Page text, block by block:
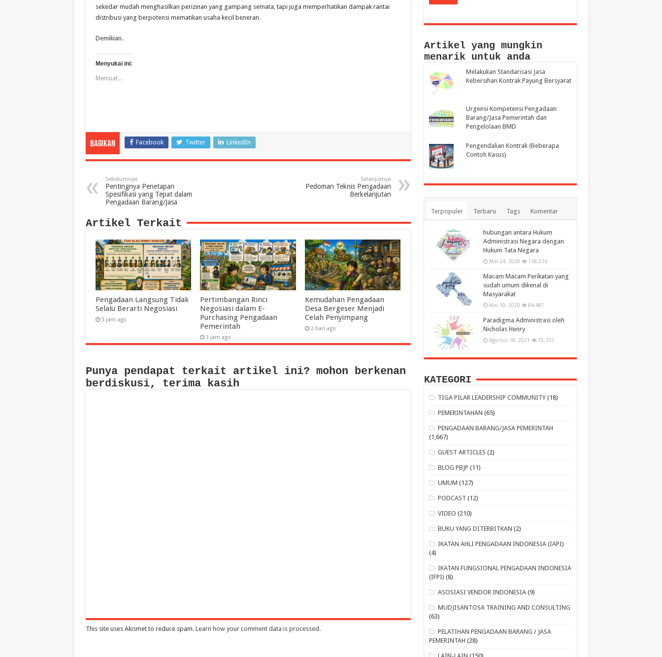
sekedar mudah menghasilkan perizinan yang gampang semata, tapi juga memperhatikan dampak rantai
distribusi yang berpotensi mematikan usaha kecil beneran.
Demikian.
Menyukai ini:
Memuat...
Bagikan Facebook Twitter LinkedIn
Sebelumnya
Pentingnya Penetapan
Spesifikasi yang Tepat dalam
Pengadaan Barang/Jasa
Selanjutnya
Pedoman Teknis Pengadaan
Berkelanjutan
Artikel Terkait
Pengadaan Langsung Tidak
Selalu Berarti Negosiasi
3 jam ago
Pertimbangan Rinci
Negosiasi dalam E-
Purchasing Pengadaan
Pemerintah
3 jam ago
Kemudahan Pengadaan
Desa Bergeser Menjadi
Celah Penyimpang
2 hari ago
Punya pendapat terkait artikel ini? mohon berkenan
berdiskusi, terima kasih
This site uses Akismet to reduce spam. Learn how your comment data is processed .
Artikel yang mungkin
menarik untuk anda
Melakukan Standarisasi Jasa
Kebersihan Kontrak Payung Bersyarat
Urgensi Kompetensi Pengadaan
Barang/Jasa Pemerintah dan
Pengelolaan BMD
Pengendalian Kontrak (Beberapa
Contoh Kasus)
Terpopuler Terbaru Tags Komentar
hubungan antara Hukum
Administrasi Negara dengan
Hukum Tata Negara
Mei 24, 2020 138,534
Macam Macam Perikatan yang
sudah umum dikenal di
Masyarakat
Mei 10, 2020 84,487
Paradigma Administrasi oleh
Nicholas Henry
Agustus 18, 2021 75,355
KATEGORI
TIGA PILAR LEADERSHIP COMMUNITY (18)
PEMERINTAHAN (65)
PENGADAAN BARANG/JASA PEMERINTAH
(1,667)
GUEST ARTICLES (2)
BLOG PBJP (11)
UMUM (127)
PODCAST (12)
VIDEO (210)
BUKU YANG DITERBITKAN (2)
IKATAN AHLI PENGADAAN INDONESIA (IAPI)
(4)
IKATAN FUNGSIONAL PENGADAAN INDONESIA
(IFPI) (8)
ASOSIASI VENDOR INDONESIA (9)
MUDJISANTOSA TRAINING AND CONSULTING
(63)
PELATIHAN PENGADAAN BARANG / JASA
PEMERINTAH (28)